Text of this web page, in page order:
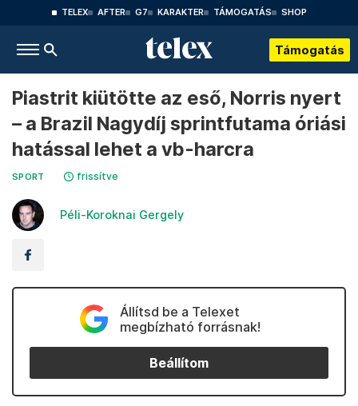
TELEX AFTER G7 KARAKTER TÁMOGATÁS SHOP
Támogatás
Piastrit kiütötte az eső, Norris nyert
– a Brazil Nagydíj sprintfutama óriási
hatással lehet a vb-harcra
SPORT frissítve
Péli-Koroknai Gergely
Állítsd be a Telexet
megbízható forrásnak!
Beállítom